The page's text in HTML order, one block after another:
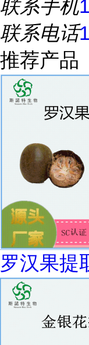
联系手机
联系电话
推荐产品
罗汉果提